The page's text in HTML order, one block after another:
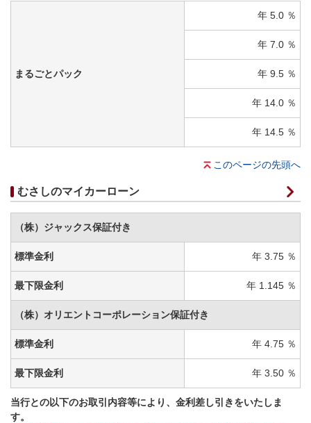
まるごとパック
年 5.0 ％
年 7.0 ％
年 9.5 ％
年 14.0 ％
年 14.5 ％
このページの先頭へ
むさしのマイカーローン
（株）ジャックス保証付き
標準金利 年 3.75 ％
最下限金利 年 1.145 ％
（株）オリエントコーポレーション保証付き
標準金利 年 4.75 ％
最下限金利 年 3.50 ％
当行との以下のお取引内容等により、金利差し引きをいたしま
す。